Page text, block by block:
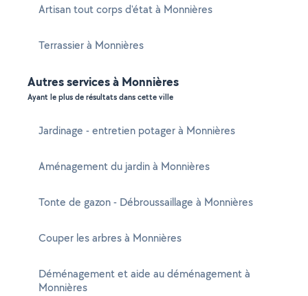
Artisan tout corps d'état à Monnières
Terrassier à Monnières
Autres services à Monnières
Ayant le plus de résultats dans cette ville
Jardinage - entretien potager à Monnières
Aménagement du jardin à Monnières
Tonte de gazon - Débroussaillage à Monnières
Couper les arbres à Monnières
Déménagement et aide au déménagement à
Monnières